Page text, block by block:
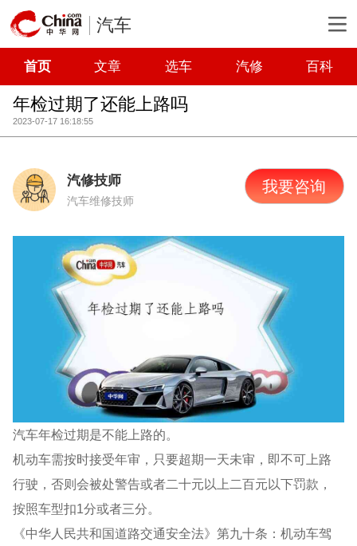
汽车
首页 文章 选车 汽修 百科
年检过期了还能上路吗
2023-07-17 16:18:55
汽修技师
汽车维修技师
我要咨询
汽车年检过期是不能上路的。
机动车需按时接受年审，只要超期一天未审，即不可上路
行驶，否则会被处警告或者二十元以上二百元以下罚款，
按照车型扣1分或者三分。
《中华人民共和国道路交通安全法》第九十条：机动车驾